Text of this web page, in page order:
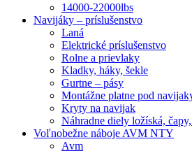
14000-22000lbs
Navijáky – príslušenstvo
Laná
Elektrické príslušenstvo
Rolne a prievlaky
Kladky, háky, šekle
Gurtne – pásy
Montážne platne pod
Kryty na navijak
Náhradne diely ložíská,
Voľnobežne náboje AVM NTY
Avm